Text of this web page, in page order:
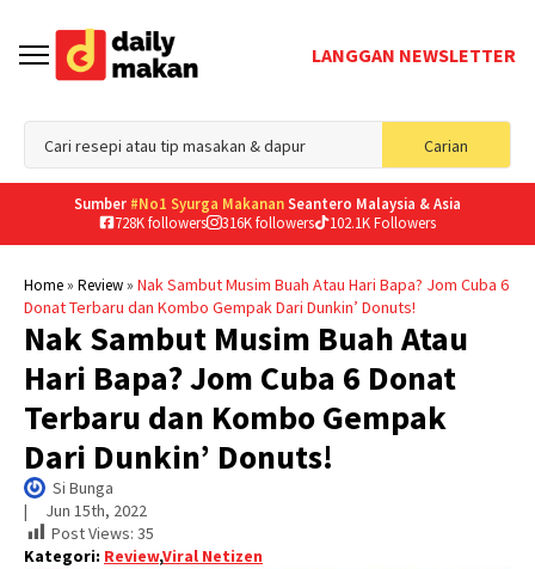
LANGGAN NEWSLETTER
Carian
for:
Sumber #No1 Syurga MakananSeantero Malaysia & Asia
728K followers
316K followers 102.1K Followers
Home» Review» Nak Sambut Musim Buah Atau Hari Bapa? Jom Cuba 6
Donat Terbaru dan Kombo Gempak Dari Dunkin’ Donuts!
Nak Sambut Musim Buah Atau
Hari Bapa? Jom Cuba 6 Donat
Terbaru dan Kombo Gempak
Dari Dunkin’ Donuts!
Si Bunga
| Jun 15th, 2022
Post Views: 35
Kategori: Review,Viral Netizen